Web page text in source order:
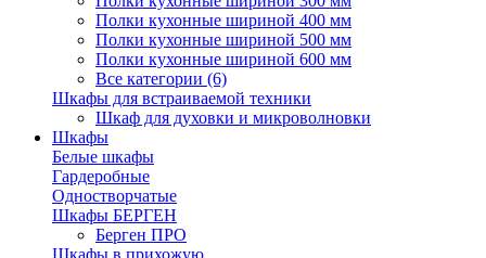
Полки кухонные шириной 400 мм
Полки кухонные шириной 500 мм
Полки кухонные шириной 600 мм
Все категории (6)
Шкафы для встраиваемой техники
Шкаф для духовки и микроволновки
Шкафы
Белые шкафы
Гардеробные
Одностворчатые
Шкафы БЕРГЕН
Берген ПРО
Шкафы в прихожую